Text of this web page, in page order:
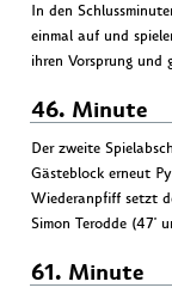
In den
einmal auf und
ihren Vorsprung und
46. Minute
Der zweite
Gästeblock erneut
Wiederanpfiff setzt
Simon Terodde (47'
61. Minute